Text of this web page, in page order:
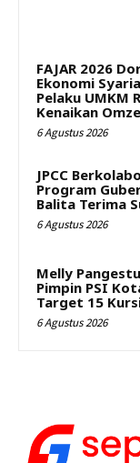
FAJAR 2026
Ekonomi
Pelaku UMKM
Kenaikan
6 Agustus 2026
JPCC
Program
Balita Terima
6 Agustus 2026
Melly
Pimpin PSI
Target 15
6 Agustus 2026